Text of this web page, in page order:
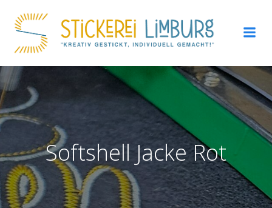
Inhalt
springen
Softshell Jacke Rot